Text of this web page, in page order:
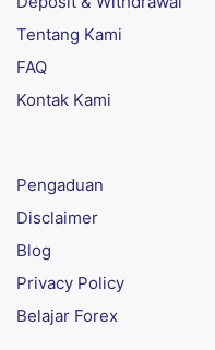
Tentang Kami
FAQ
Kontak Kami
Pengaduan
Disclaimer
Blog
Privacy Policy
Belajar Forex